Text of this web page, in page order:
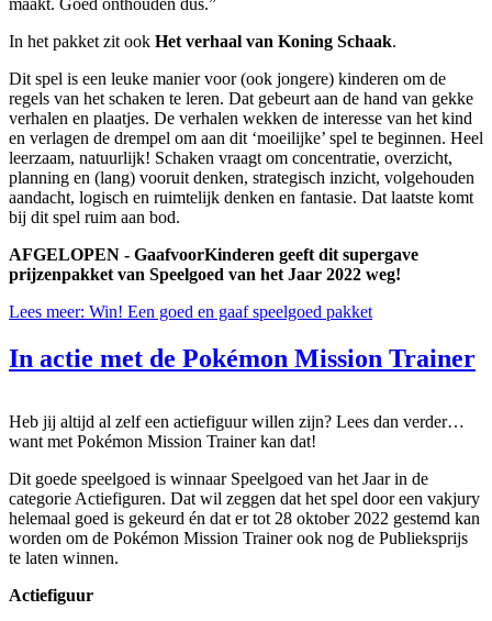
In het pakket zit ook Het verhaal van Koning Schaak.
Dit spel is een leuke manier voor (ook jongere) kinderen om de
regels van het schaken te leren. Dat gebeurt aan de hand van gekke
verhalen en plaatjes. De verhalen wekken de interesse van het kind
en verlagen de drempel om aan dit ‘moeilijke’ spel te beginnen. Heel
leerzaam, natuurlijk! Schaken vraagt om concentratie, overzicht,
planning en (lang) vooruit denken, strategisch inzicht, volgehouden
aandacht, logisch en ruimtelijk denken en fantasie. Dat laatste komt
bij dit spel ruim aan bod.
AFGELOPEN - GaafvoorKinderen geeft dit supergave
prijzenpakket van Speelgoed van het Jaar 2022 weg!
Lees meer: Win! Een goed en gaaf speelgoed pakket
In actie met de Pokémon Mission Trainer
Heb jij altijd al zelf een actiefiguur willen zijn? Lees dan verder…
want met Pokémon Mission Trainer kan dat!
Dit goede speelgoed is winnaar Speelgoed van het Jaar in de
categorie Actiefiguren. Dat wil zeggen dat het spel door een vakjury
helemaal goed is gekeurd én dat er tot 28 oktober 2022 gestemd kan
worden om de Pokémon Mission Trainer ook nog de Publieksprijs
te laten winnen.
Actiefiguur